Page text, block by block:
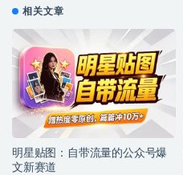
相关文章
明星贴图：自带流量的公众号爆
文新赛道